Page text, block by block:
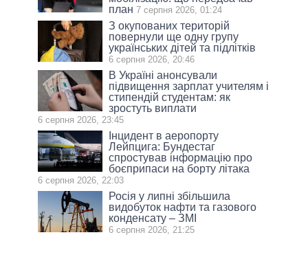
план 7 серпня 2026, 01:24
З окупованих територій
повернули ще одну групу
українських дітей та підлітків
6 серпня 2026, 20:46
В Україні анонсували
підвищення зарплат учителям і
стипендій студентам: як
зростуть виплати
6 серпня 2026, 23:45
Інцидент в аеропорту
Лейпцига: Бундестаг
спростував інформацію про
боєприпаси на борту літака
6 серпня 2026, 22:03
Росія у липні збільшила
видобуток нафти та газового
конденсату – ЗМІ
6 серпня 2026, 21:25